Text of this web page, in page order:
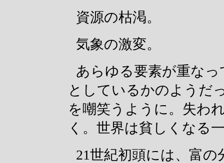
資源の枯渇。
気象の激変。
あらゆる要素が重な
としているかのようだ
を嘲笑うように。失わ
く。世界は貧しくなる
21世紀初頭には、富